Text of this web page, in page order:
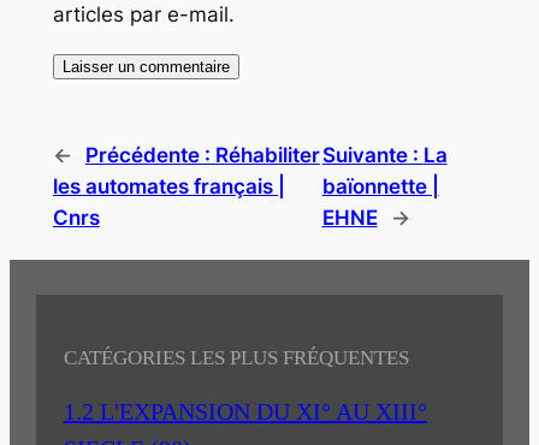
articles par e-mail.
← Précédente : Réhabiliter
les automates français |
Cnrs
Suivante : La
baïonnette |
EHNE
→
CATÉGORIES LES PLUS FRÉQUENTES
1.2 L'EXPANSION DU XI° AU XIII°